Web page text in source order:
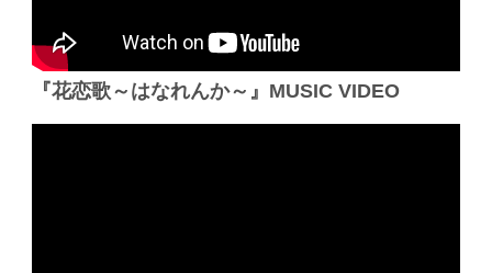
『花恋歌～はなれんか～』MUSIC VIDEO